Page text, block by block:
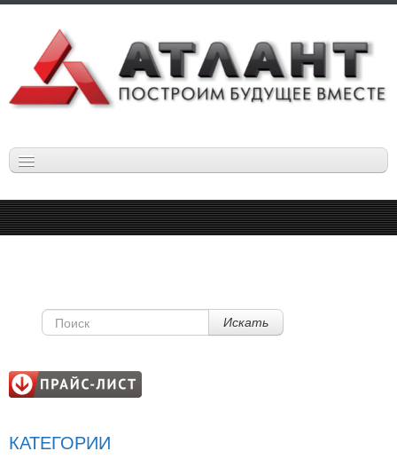
НОВОСТИ
КАТАЛОГ
СЭНДВИЧ ПАНЕЛИ
ДОБОРНЫЕ ЭЛЕМЕНТЫ
НАПЛАВЛЯЕМАЯ КРОВЛЯ
РУЛОНЫ И ШТРИПС
Искать
КАТЕГОРИИ